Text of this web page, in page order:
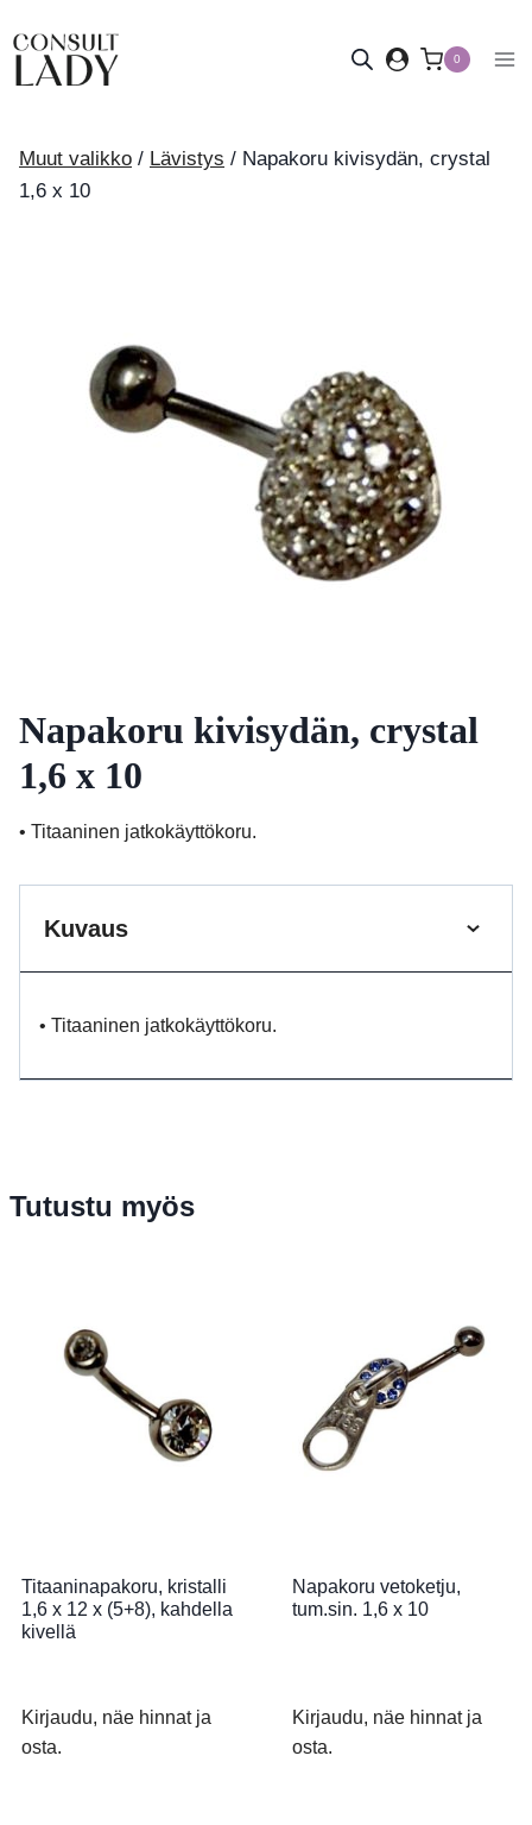
sisältöön
0
Muut valikko / Lävistys / Napakoru kivisydän, crystal
1,6 x 10
Napakoru kivisydän, crystal
1,6 x 10
• Titaaninen jatkokäyttökoru.
Kuvaus
• Titaaninen jatkokäyttökoru.
Tutustu myös
Titaaninapakoru, kristalli
1,6 x 12 x (5+8), kahdella
kivellä
Kirjaudu, näe hinnat ja
osta.
Napakoru vetoketju,
tum.sin. 1,6 x 10
Kirjaudu, näe hinnat ja
osta.